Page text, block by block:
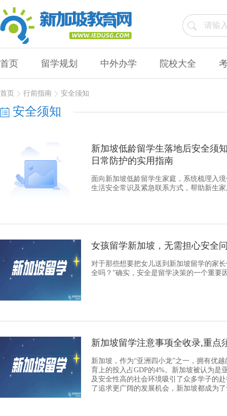
首页 留学规划 中外办学 院校大全
首页 行前指南 安全须知
安全须知
新加坡低龄留学生落地后安全须
日常防护的实用指南
面向新加坡低龄留学生家庭，系统梳理入
生活安全常识及紧急联系方式，帮助新生
女孩留学新加坡，无需担心安全
对于那些想要把女儿送到新加坡留学的家
全吗？”确实，安全是留学决策的一个重要
新加坡留学注意事项全收录,重点
新加坡，作为“亚洲四小龙”之一，拥有优
育上的投入占GDP的4%。新加坡被认为是
及安全性高的社会环境吸引了众多学子的
了追求更广阔的发展机会，新加坡都成为